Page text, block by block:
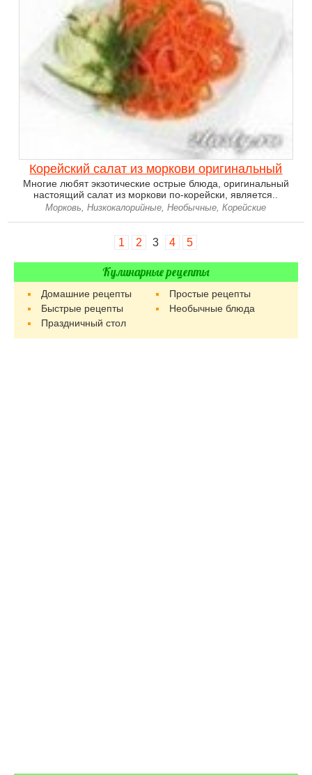
Корейский салат из моркови оригинальный
Многие любят экзотические острые блюда, оригинальный
настоящий салат из моркови по-корейски, является..
Морковь, Низкокалорийные, Необычные, Корейские
1 2 3 4 5
Кулинарные рецепты
Домашние рецепты
Простые рецепты
Быстрые рецепты
Необычные блюда
Праздничный стол